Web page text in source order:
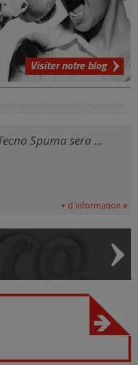
Visiter notre blog
Spuma sera ...
+ d'information